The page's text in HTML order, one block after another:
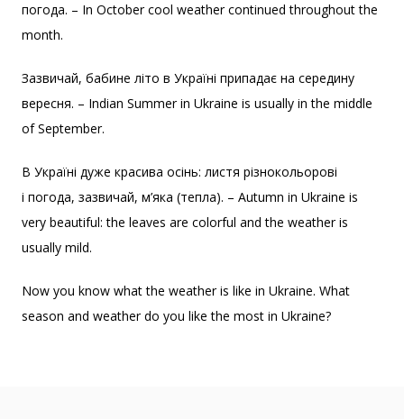
погода. – In October cool weather continued throughout the
month.
Зазвичай, бабине літо в Україні припадає на середину
вересня. – Indian Summer in Ukraine is usually in the middle
of September.
В Україні дуже красива осінь: листя різнокольорові
і погода, зазвичай, м’яка (тепла). – Autumn in Ukraine is
very beautiful: the leaves are colorful and the weather is
usually mild.
Now you know what the weather is like in Ukraine. What
season and weather do you like the most in Ukraine?